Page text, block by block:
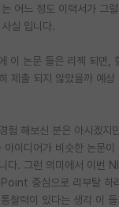
어느 정도 이력서가 그
실 입니다.
논문 들은 리젝 되면,
출 되지 않았을까 예
해보신 분은 아시겠지
이디어가 비슷한 논문
다. 그런 의미에서 이번
중심으로 리부탈
찰력이 있다는 생각 이